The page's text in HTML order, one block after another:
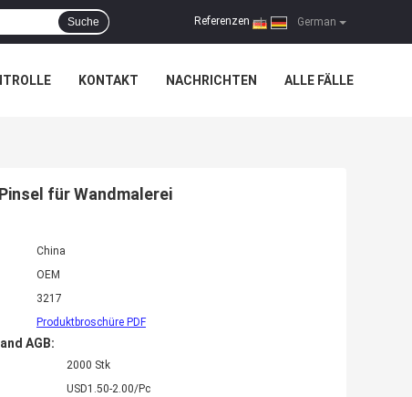
German
Referenzen |
Suche
KONTAKT NACHRICHTEN ALLE FÄLLE
für Wandmalerei
China
OEM
3217
Produktbroschüre PDF
AGB:
2000 Stk
USD1.50-2.00/Pc